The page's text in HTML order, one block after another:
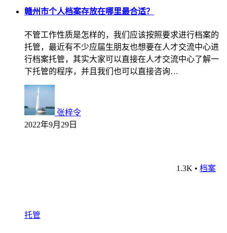
赣州市个人档案存放在哪里最合适？
不管工作性质是怎样的，我们应该按照要求进行档案的
托管，最近有不少应届生朋友也想要在人才交流中心进
行档案托管，其实大家可以直接在人才交流中心了解一
下托管的程序，并且我们也可以直接咨询…
张梓令
2022年9月29日
1.3K • 档案
托管